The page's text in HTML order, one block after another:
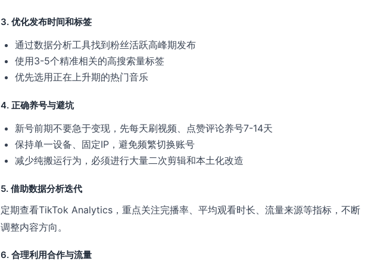
3. 优化发布时间和标签
通过数据分析工具找到粉丝活跃高峰期发布
使用3-5个精准相关的高搜索量标签
优先选用正在上升期的热门音乐
4. 正确养号与避坑
新号前期不要急于变现，先每天刷视频、点赞评论养号7-14天
保持单一设备、固定IP，避免频繁切换账号
减少纯搬运行为，必须进行大量二次剪辑和本土化改造
5. 借助数据分析迭代
定期查看TikTok Analytics，重点关注完播率、平均观看时长、流量来源等指标，不断
调整内容方向。
6. 合理利用合作与流量